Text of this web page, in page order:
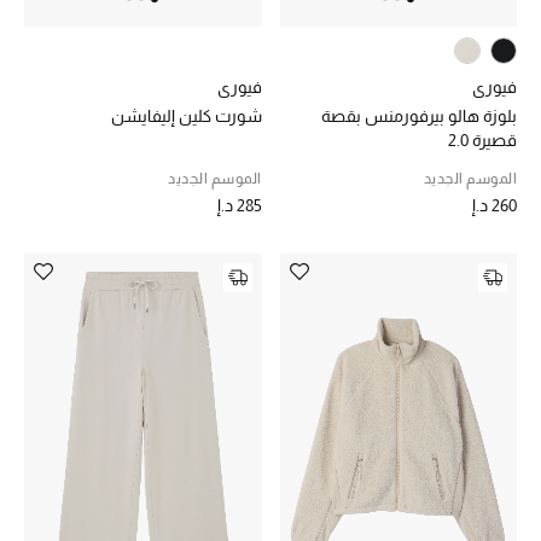
الموسم الجديد
ما وصلنا حديثاً
ركن أناقة المنتجعات
دليل مستلزمات الرجال
أبرز المصممين
جميع الملابس الرجالية
الأحذية الرجالية
جميع الإكسسورات الرجالية
فيوري
بلوزة هالو بيرفورمنس بقصة
قصيرة 2.0
الموسم الجديد
260 د.إ
فيوري
شورت كلين إليفايشن
الموسم الجديد
285 د.إ